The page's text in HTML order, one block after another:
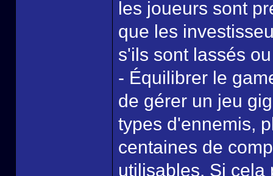
les joueurs sont
que les
s'ils sont lassés
- Équilibrer le
de gérer un jeu
types d'ennemis,
centaines de
utilisables. Si cela